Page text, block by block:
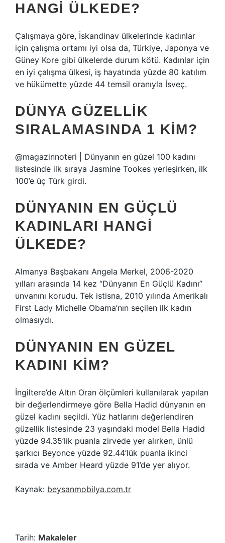
HANGI ÜLKEDE?
Çalışmaya göre, İskandinav ülkelerinde kadınlar
için çalışma ortamı iyi olsa da, Türkiye, Japonya ve
Güney Kore gibi ülkelerde durum kötü. Kadınlar için
en iyi çalışma ülkesi, iş hayatında yüzde 80 katılım
ve hükümette yüzde 44 temsil oranıyla İsveç.
DÜNYA GÜZELLIK
SIRALAMASINDA 1 KIM?
@magazinnoteri | Dünyanın en güzel 100 kadını
listesinde ilk sıraya Jasmine Tookes yerleşirken, ilk
100’e üç Türk girdi.
DÜNYANIN EN GÜÇLÜ
KADINLARI HANGI
ÜLKEDE?
Almanya Başbakanı Angela Merkel, 2006-2020
yılları arasında 14 kez “Dünyanın En Güçlü Kadını”
unvanını korudu. Tek istisna, 2010 yılında Amerikalı
First Lady Michelle Obama’nın seçilen ilk kadın
olmasıydı.
DÜNYANIN EN GÜZEL
KADINI KIM?
İngiltere’de Altın Oran ölçümleri kullanılarak yapılan
bir değerlendirmeye göre Bella Hadid dünyanın en
güzel kadını seçildi. Yüz hatlarını değerlendiren
güzellik listesinde 23 yaşındaki model Bella Hadid
yüzde 94.35’lik puanla zirvede yer alırken, ünlü
şarkıcı Beyonce yüzde 92.44’lük puanla ikinci
sırada ve Amber Heard yüzde 91’de yer alıyor.
Kaynak: beysanmobilya.com.tr
Tarih: Makaleler